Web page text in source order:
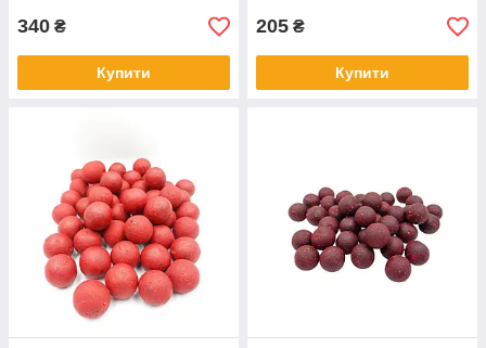
340 ₴
Купити
205 ₴
Купити